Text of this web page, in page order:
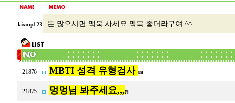
kismp123 돈 많으시면 맥북 사세요 맥북 좋더라구여 ^^
21876 MBTI 성격 유형검사 [18]
21875 멍멍님 봐주세요,,, [9]